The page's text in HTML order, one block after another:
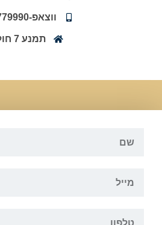
ווצאפ-036779990
תמנע 7 חולון